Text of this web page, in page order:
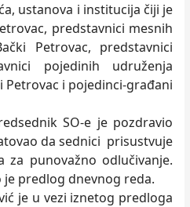
ustanova i institucija čiji je
predstavnici mesnih
Petrovac, predstavnici
pojedinih udruženja
Petrovac i pojedinci-građani
SO-e je pozdravio
da sednici prisustvuje
punovažno odlučivanje.
predlog dnevnog reda.
je u vezi iznetog predloga